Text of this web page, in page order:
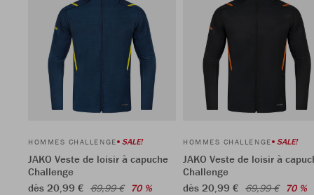
HOMMES CHALLENGE SALE!
JAKO Veste de loisir à capuche
Challenge
dès 20,99 € 69,99 € 70 %
HOMMES CHALLENGE SALE!
JAKO Veste de loisir à
Challenge
dès 20,99 € 69,99 € 70 %